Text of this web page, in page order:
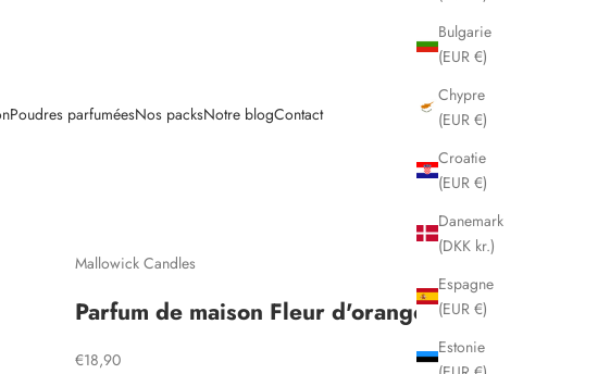
Poudres parfuméesNos packsNotre blogContact
Bulgarie
(EUR €)
Chypre
(EUR €)
Croatie
(EUR €)
Danemark
(DKK kr.)
Espagne
(EUR €)
Estonie
Mallowick Candles
Parfum de maison Fleur d'oranger
Prix de vente
€18,90